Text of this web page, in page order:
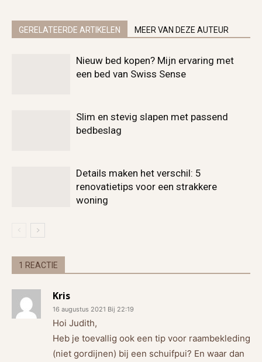
GERELATEERDE ARTIKELEN MEER VAN DEZE AUTEUR
Nieuw bed kopen? Mijn ervaring met
een bed van Swiss Sense
Slim en stevig slapen met passend
bedbeslag
Details maken het verschil: 5
renovatietips voor een strakkere
woning
1 REACTIE
Kris
16 augustus 2021 Bij 22:19
Hoi Judith,
Heb je toevallig ook een tip voor raambekleding
(niet gordijnen) bij een schuifpui? En waar dan